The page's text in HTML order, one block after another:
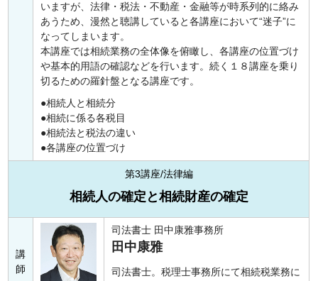
いますが、法律・税法・不動産・金融等が時系列的に絡み
あうため、漫然と聴講していると各講座において“迷子”に
なってしまいます。
本講座では相続業務の全体像を俯瞰し、各講座の位置づけ
や基本的用語の確認などを行います。続く１８講座を乗り
切るための羅針盤となる講座です。
相続人と相続分
相続に係る各税目
相続法と税法の違い
各講座の位置づけ
第3講座/法律編
相続人の確定と相続財産の確定
講
師
司法書士 田中康雅事務所
田中康雅
司法書士。税理士事務所にて相続税業務に